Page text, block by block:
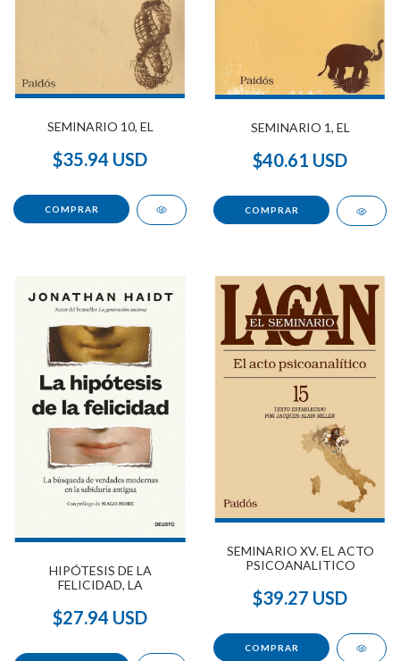
SEMINARIO 10, EL
$35.94 USD
SEMINARIO 1, EL
$40.61 USD
HIPÓTESIS DE LA
FELICIDAD, LA
$27.94 USD
SEMINARIO XV. EL ACTO
PSICOANALITICO
$39.27 USD